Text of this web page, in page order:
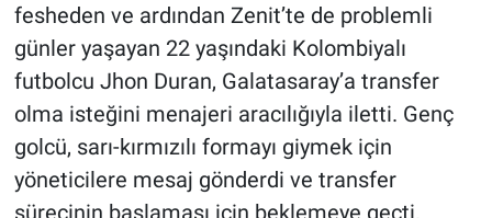
fesheden ve ardından Zenit’te de problemli
günler yaşayan 22 yaşındaki Kolombiyalı
futbolcu Jhon Duran, Galatasaray’a transfer
olma isteğini menajeri aracılığıyla iletti. Genç
golcü, sarı-kırmızılı formayı giymek için
yöneticilere mesaj gönderdi ve transfer
sürecinin başlaması için beklemeye geçti.